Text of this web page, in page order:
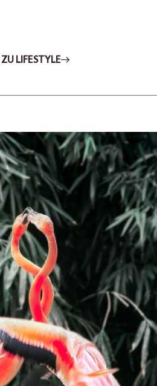
ZU LIFESTYLE